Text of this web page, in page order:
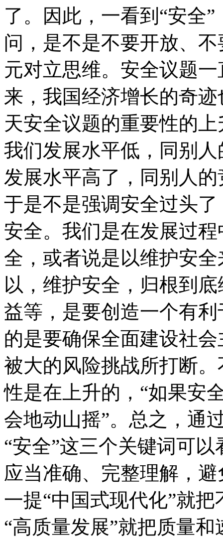
了。因此，一看到“安全
问，是不是不要开放、
元对立思维。安全议题
来，我国经济增长的奇
天安全议题的重要性的
我们发展水平低，同别
发展水平高了，同别人
于是不是强调安全过头
安全。我们是在发展过
全，或者说是以维护安
以，维护安全，归根到
益等，是要创造一个有
的是要确保全面建设社
被大的风险挑战所打断
性是在上升的，“如果安
会地动山摇”。总之，通
“安全”这三个关键词可
应当准确、完整理解，
一提“中国式现代化”就
“高质量发展”就把质量